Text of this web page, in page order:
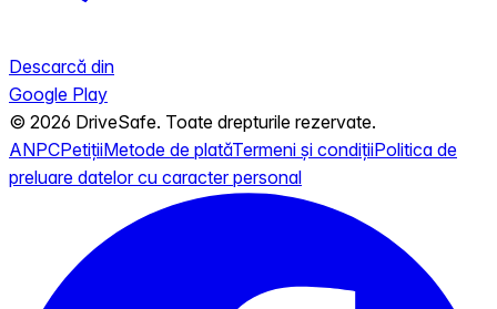
Descarcă din
Google Play
© 2026 DriveSafe. Toate drepturile rezervate.
ANPCPetițiiMetode de platăTermeni și condițiiPolitica de
preluare datelor cu caracter personal